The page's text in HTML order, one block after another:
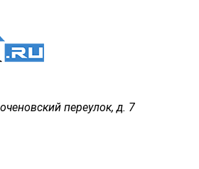
переулок, д. 7